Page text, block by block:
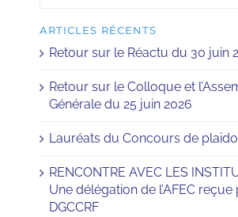
ARTICLES RÉCENTS
Retour sur le Réactu du 30 juin
Retour sur le Colloque et
Générale du 25 juin 2026
Lauréats du Concours de
RENCONTRE AVEC LES
Une délégation de l’AFEC reçue
DGCCRF